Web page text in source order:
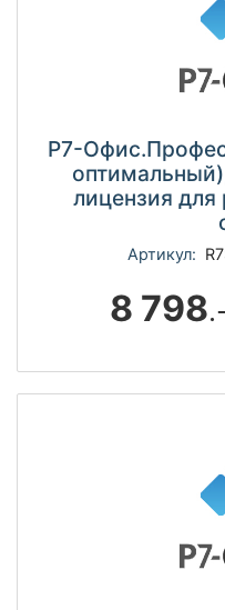
Р7-
лицензия для
Артикул:
8 798